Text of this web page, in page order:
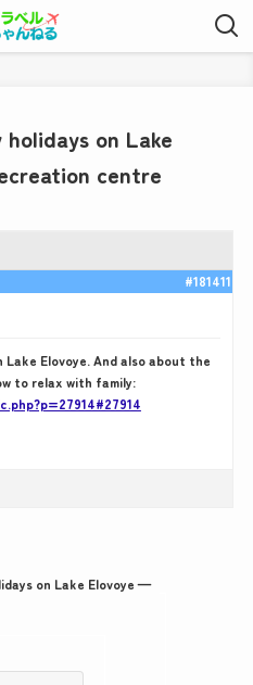
on Lake
centre
#181411
Elovoye. And also about the
to relax with family:
on Lake Elovoye —